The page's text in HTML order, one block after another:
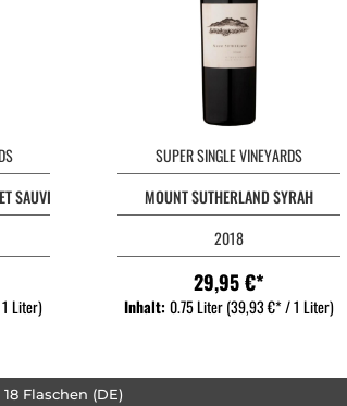
SAUVIGNON
Liter)
SUPER SINGLE VINEYARDS
MOUNT SUTHERLAND SYRAH
2018
29,95 €*
Inhalt:0.75 Liter(39,93 €* / 1 Liter)
Flaschen (DE)